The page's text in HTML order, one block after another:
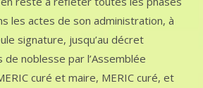
les actes de son administration, à
signature, jusqu’au décret
noblesse par l’Assemblée
curé et maire, MERIC curé, et